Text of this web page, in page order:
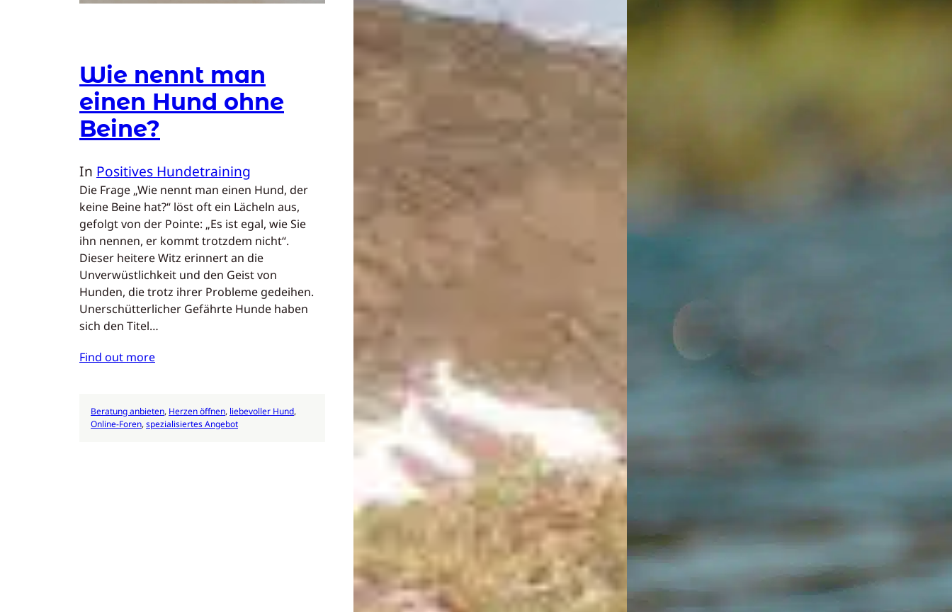
Wie nennt man
einen Hund ohne
Beine?
In Positives Hundetraining
Die Frage „Wie nennt man einen Hund, der
keine Beine hat?“ löst oft ein Lächeln aus,
gefolgt von der Pointe: „Es ist egal, wie Sie
ihn nennen, er kommt trotzdem nicht“.
Dieser heitere Witz erinnert an die
Unverwüstlichkeit und den Geist von
Hunden, die trotz ihrer Probleme gedeihen.
Unerschütterlicher Gefährte Hunde haben
sich den Titel…
Find out more
Beratung anbieten, Herzen öffnen, liebevoller Hund
Online-Foren, spezialisiertes Angebot